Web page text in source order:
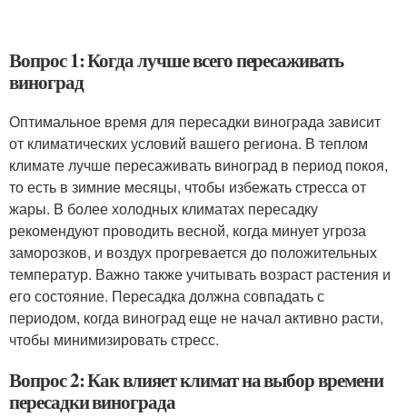
Вопрос 1: Когда лучше всего пересаживать
виноград
Оптимальное время для пересадки винограда зависит
от климатических условий вашего региона. В теплом
климате лучше пересаживать виноград в период покоя,
то есть в зимние месяцы, чтобы избежать стресса от
жары. В более холодных климатах пересадку
рекомендуют проводить весной, когда минует угроза
заморозков, и воздух прогревается до положительных
температур. Важно также учитывать возраст растения и
его состояние. Пересадка должна совпадать с
периодом, когда виноград еще не начал активно расти,
чтобы минимизировать стресс.
Вопрос 2: Как влияет климат на выбор времени
пересадки винограда